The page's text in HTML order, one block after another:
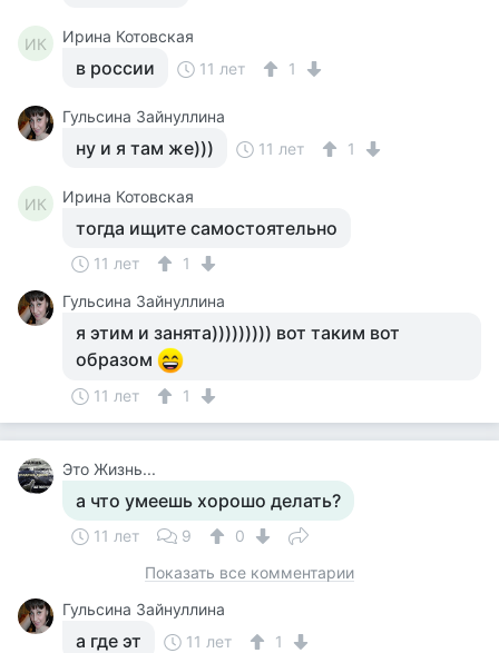
ИК Ирина Котовская
в россии 11 лет 1
Гульсина Зайнуллина
ну и я там же))) 11 лет 1
ИК Ирина Котовская
тогда ищите самостоятельно
11 лет
1
Гульсина Зайнуллина
я этим и занята))))))))) вот таким вот
образом
11 лет 1
Это Жизнь...
а что умеешь хорошо делать?
11 лет 9
0
Показать все комментарии
Гульсина Зайнуллина
а где эт 11 лет 1